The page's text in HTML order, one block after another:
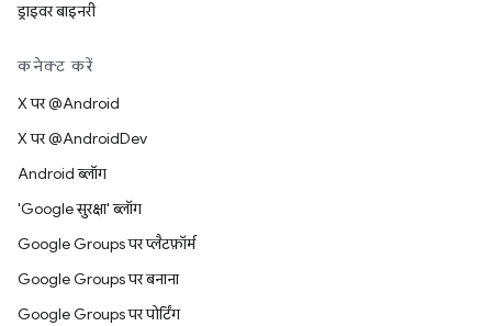
ड्राइवर बाइनरी
कनेक्ट करें
X पर @Android
X पर @AndroidDev
Android ब्लॉग
'Google सुरक्षा' ब्लॉग
Google Groups पर प्लैटफ़ॉर्म
Google Groups पर बनाना
Google Groups पर पोर्टिंग